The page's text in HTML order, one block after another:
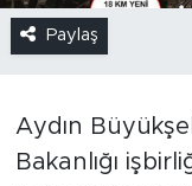
Paylaş
Aydın
Bakanlığı